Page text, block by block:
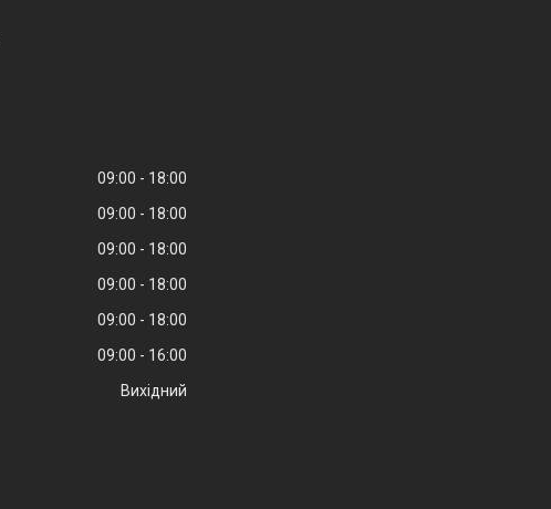
09:00
18:00
09:00
18:00
09:00
18:00
09:00
18:00
09:00
18:00
09:00
16:00
Вихідний